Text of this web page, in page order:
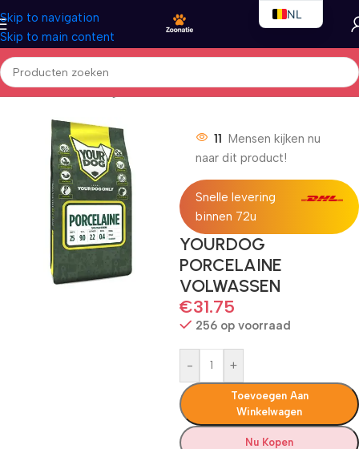
Skip to navigation
Skip to main content
Home/Honden/Droogvoer
11 Mensen kijken nu
naar dit product!
Snelle levering
binnen 72u
YOURDOG
PORCELAINE
VOLWASSEN
€31.75
256 op voorraad
- +
Toevoegen Aan
Winkelwagen
Nu Kopen
NL